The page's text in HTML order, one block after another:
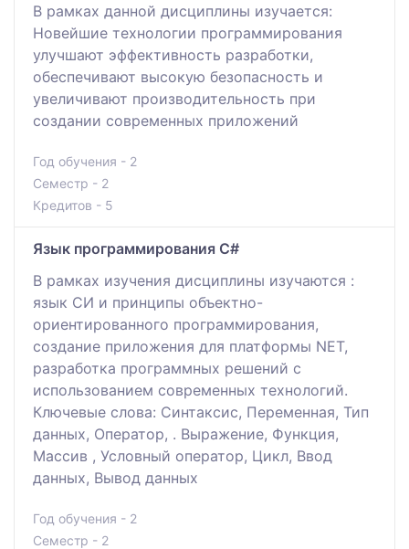
В рамках данной дисциплины изучается:
Новейшие технологии программирования
улучшают эффективность разработки,
обеспечивают высокую безопасность и
увеличивают производительность при
создании современных приложений
Год обучения - 2
Семестр - 2
Кредитов - 5
Язык программирования С#
В рамках изучения дисциплины изучаются :
язык СИ и принципы объектно-
ориентированного программирования,
создание приложения для платформы NET,
разработка программных решений с
использованием современных технологий.
Ключевые слова: Синтаксис, Переменная, Тип
данных, Оператор, . Выражение, Функция,
Массив , Условный оператор, Цикл, Ввод
данных, Вывод данных
Год обучения - 2
Семестр - 2